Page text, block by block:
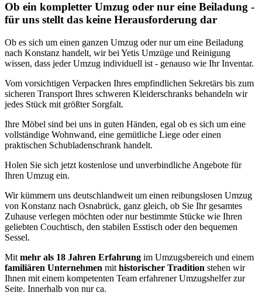
Ob ein kompletter Umzug oder nur eine Beiladung -
für uns stellt das keine Herausforderung dar
Ob es sich um einen ganzen Umzug oder nur um eine Beiladung
nach Konstanz handelt, wir bei Yetis Umzüge und Reinigung
wissen, dass jeder Umzug individuell ist - genauso wie Ihr Inventar.
Vom vorsichtigen Verpacken Ihres empfindlichen Sekretärs bis zum
sicheren Transport Ihres schweren Kleiderschranks behandeln wir
jedes Stück mit größter Sorgfalt.
Ihre Möbel sind bei uns in guten Händen, egal ob es sich um eine
vollständige Wohnwand, eine gemütliche Liege oder einen
praktischen Schubladenschrank handelt.
Holen Sie sich jetzt kostenlose und unverbindliche Angebote für
Ihren Umzug ein.
Wir kümmern uns deutschlandweit um einen reibungslosen Umzug
von Konstanz nach Osnabrück, ganz gleich, ob Sie Ihr gesamtes
Zuhause verlegen möchten oder nur bestimmte Stücke wie Ihren
geliebten Couchtisch, den stabilen Esstisch oder den bequemen
Sessel.
Mit mehr als 18 Jahren Erfahrung im Umzugsbereich und einem
familiären Unternehmen mit historischer Tradition stehen wir
Ihnen mit einem kompetenten Team erfahrener Umzugshelfer zur
Seite. Innerhalb von nur ca.